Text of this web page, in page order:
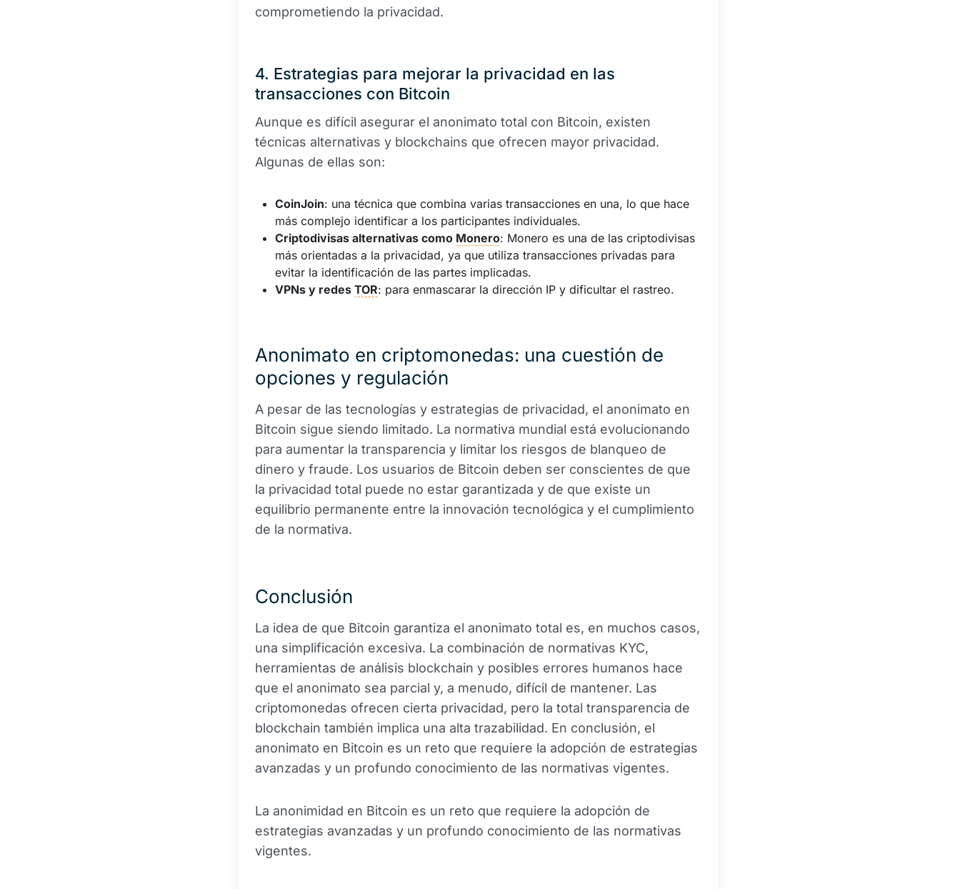
comprometiendo la privacidad.
4. Estrategias para mejorar la privacidad en las
transacciones con Bitcoin
Aunque es difícil asegurar el anonimato total con Bitcoin, existen
técnicas alternativas y blockchains que ofrecen mayor privacidad.
Algunas de ellas son:
CoinJoin: una técnica que combina varias transacciones en una, lo que hace
más complejo identificar a los participantes individuales.
Criptodivisas alternativas como Monero: Monero es una de las criptodivisas
más orientadas a la privacidad, ya que utiliza transacciones privadas para
evitar la identificación de las partes implicadas.
VPNs y redes TOR: para enmascarar la dirección IP y dificultar el rastreo.
Anonimato en criptomonedas: una cuestión de
opciones y regulación
A pesar de las tecnologías y estrategias de privacidad, el anonimato en
Bitcoin sigue siendo limitado. La normativa mundial está evolucionando
para aumentar la transparencia y limitar los riesgos de blanqueo de
dinero y fraude. Los usuarios de Bitcoin deben ser conscientes de que
la privacidad total puede no estar garantizada y de que existe un
equilibrio permanente entre la innovación tecnológica y el cumplimiento
de la normativa.
Conclusión
La idea de que Bitcoin garantiza el anonimato total es, en muchos casos,
una simplificación excesiva. La combinación de normativas KYC,
herramientas de análisis blockchain y posibles errores humanos hace
que el anonimato sea parcial y, a menudo, difícil de mantener. Las
criptomonedas ofrecen cierta privacidad, pero la total transparencia de
blockchain también implica una alta trazabilidad. En conclusión, el
anonimato en Bitcoin es un reto que requiere la adopción de estrategias
avanzadas y un profundo conocimiento de las normativas vigentes.
La anonimidad en Bitcoin es un reto que requiere la adopción de
estrategias avanzadas y un profundo conocimiento de las normativas
vigentes.